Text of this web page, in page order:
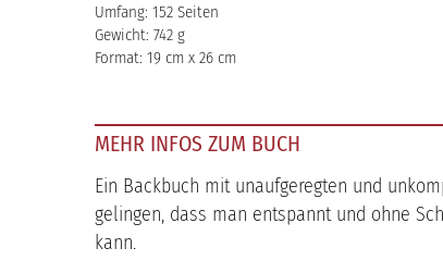
Umfang: 152 Seiten
Gewicht: 742 g
Format: 19 cm x 26 cm
MEHR INFOS ZUM BUCH
Ein Backbuch mit unaufgeregten und
gelingen, dass man entspannt und ohne
kann.